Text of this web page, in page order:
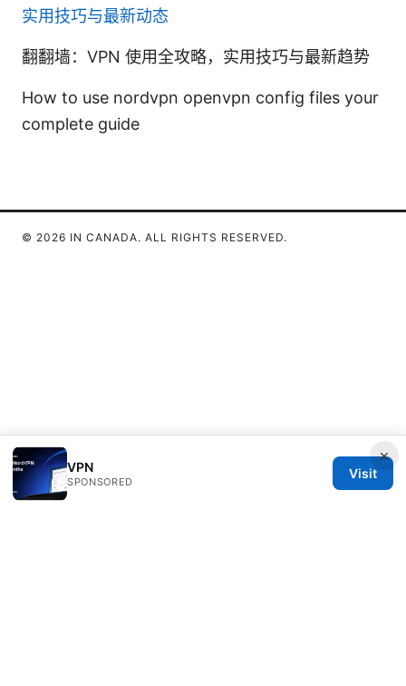
实用技巧与最新动态
翻翻墙：VPN 使用全攻略，实用技巧与最新趋势
How to use nordvpn openvpn config files your
complete guide
×
VPN
SPONSORED
Visit
© 2026 IN CANADA. ALL RIGHTS RESERVED.